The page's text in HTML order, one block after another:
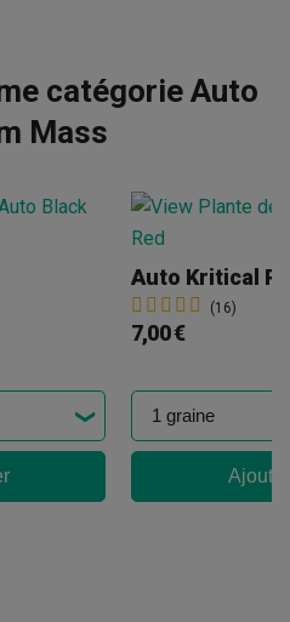
catégorie Auto
Mass
Auto Kritical
(16)
7,00 €